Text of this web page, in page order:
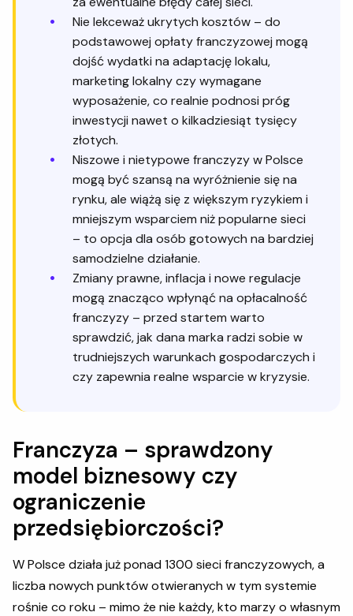
Nie lekceważ ukrytych kosztów – do
podstawowej opłaty franczyzowej mogą
dojść wydatki na adaptację lokalu,
marketing lokalny czy wymagane
wyposażenie, co realnie podnosi próg
inwestycji nawet o kilkadziesiąt tysięcy
złotych.
Niszowe i nietypowe franczyzy w Polsce
mogą być szansą na wyróżnienie się na
rynku, ale wiążą się z większym ryzykiem i
mniejszym wsparciem niż popularne sieci
– to opcja dla osób gotowych na bardziej
samodzielne działanie.
Zmiany prawne, inflacja i nowe regulacje
mogą znacząco wpłynąć na opłacalność
franczyzy – przed startem warto
sprawdzić, jak dana marka radzi sobie w
trudniejszych warunkach gospodarczych i
czy zapewnia realne wsparcie w kryzysie.
Franczyza – sprawdzony
model biznesowy czy
ograniczenie
przedsiębiorczości?
W Polsce działa już ponad 1300 sieci franczyzowych, a
liczba nowych punktów otwieranych w tym systemie
rośnie co roku – mimo że nie każdy, kto marzy o własnym